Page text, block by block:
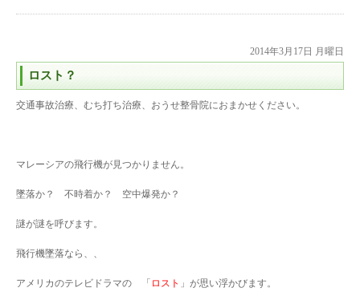
2014年3月17日 月曜日
ロスト？
交通事故治療、むち打ち治療、おうせ整骨院におまかせください。
マレーシアの飛行機が見つかりません。
墜落か？ 不時着か？ 空中爆発か？
謎が謎を呼びます。
飛行機墜落なら、、
アメリカのテレビドラマの 「 ロスト 」が思い浮かびます。